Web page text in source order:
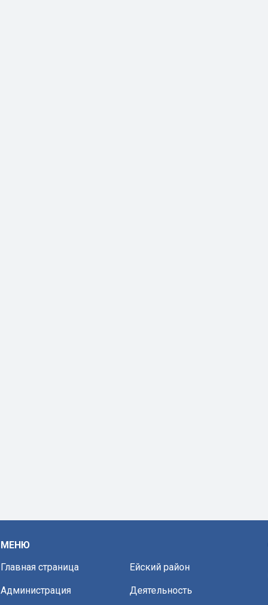
МЕНЮ
Главная страница
Ейский район
Администрация Деятельность